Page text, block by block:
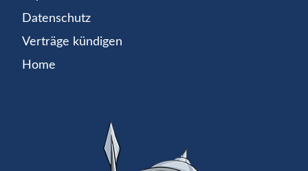
Datenschutz
Verträge kündigen
Home